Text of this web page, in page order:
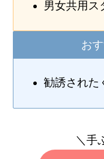
男女共用ス
お
勧誘された
＼手